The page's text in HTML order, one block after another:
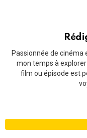
Passionnée de cinéma
mon temps à
film ou épisode est